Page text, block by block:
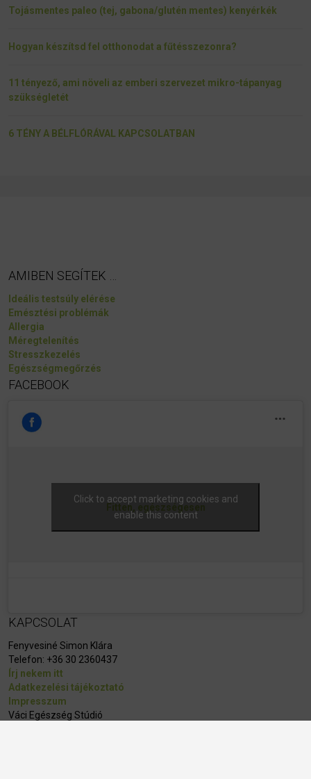
Tojásmentes paleo (tej, gabona/glutén mentes) kenyérkék
Hogyan készítsd fel otthonodat a fűtésszezonra?
11 tényező, ami növeli az emberi szervezet mikro-tápanyag
szükségletét
6 TÉNY A BÉLFLÓRÁVAL KAPCSOLATBAN
AMIBEN SEGÍTEK …
Ideális testsúly elérése
Emésztési problémák
Allergia
Méregtelenítés
Stresszkezelés
Egészségmegőrzés
FACEBOOK
Fitten, egészségesen
Click to accept marketing cookies and
enable this content
KAPCSOLAT
Fenyvesiné Simon Klára
Telefon: +36 30 2360437
Írj nekem itt
Adatkezelési tájékoztató
Impresszum
Váci Egészség Stúdió